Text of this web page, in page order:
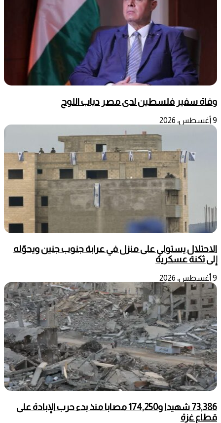
وفاة سفير فلسطين لدى مصر دياب اللوح
9 أغسطس، 2026
الاحتلال يستولي على منزل في عرابة جنوب جنين ويحوّله
إلى ثكنة عسكرية
9 أغسطس، 2026
73,386 شهيدا و174,250 مصابا منذ بدء حرب الإبادة على
قطاع غزة